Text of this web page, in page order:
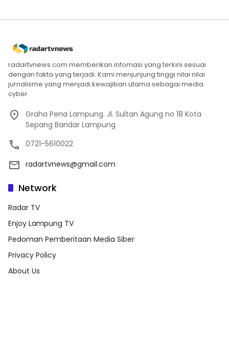
radartvnews.com memberikan infomasi yang terkini sesuai
dengan fakta yang terjadi. Kami menjunjung tinggi nilai nilai
jurnalisme yang menjadi kewajiban utama sebagai media
cyber.
Graha Pena Lampung. Jl. Sultan Agung no 18 Kota
Sepang Bandar Lampung
0721-5610022
radartvnews@gmail.com
Network
Radar TV
Enjoy Lampung TV
Pedoman Pemberitaan Media Siber
Privacy Policy
About Us